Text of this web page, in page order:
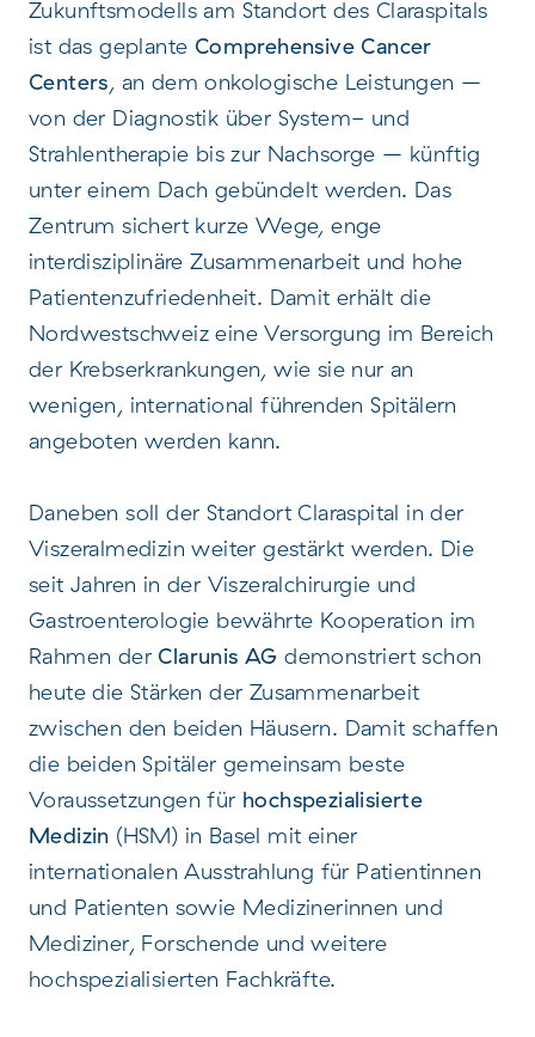
Zukunftsmodells am Standort des Claraspitals
ist das geplante Comprehensive Cancer
Centers, an dem onkologische Leistungen –
von der Diagnostik über System- und
Strahlentherapie bis zur Nachsorge – künftig
unter einem Dach gebündelt werden. Das
Zentrum sichert kurze Wege, enge
interdisziplinäre Zusammenarbeit und hohe
Patientenzufriedenheit. Damit erhält die
Nordwestschweiz eine Versorgung im Bereich
der Krebserkrankungen, wie sie nur an
wenigen, international führenden Spitälern
angeboten werden kann.
Daneben soll der Standort Claraspital in der
Viszeralmedizin weiter gestärkt werden. Die
seit Jahren in der Viszeralchirurgie und
Gastroenterologie bewährte Kooperation im
Rahmen der Clarunis AG demonstriert schon
heute die Stärken der Zusammenarbeit
zwischen den beiden Häusern. Damit schaffen
die beiden Spitäler gemeinsam beste
Voraussetzungen für hochspezialisierte
Medizin (HSM) in Basel mit einer
internationalen Ausstrahlung für Patientinnen
und Patienten sowie Medizinerinnen und
Mediziner, Forschende und weitere
hochspezialisierten Fachkräfte.